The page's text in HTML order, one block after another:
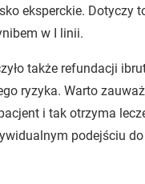
eksperckie. Dotyczy
w I linii.
także refundacji
ryzyka. Warto
i tak otrzyma
podejściu